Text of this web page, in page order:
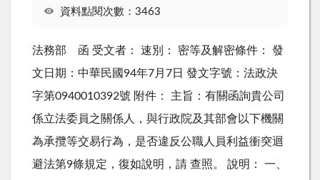
資料點閱次數：3463
法務部 函 受文者： 速別： 密等及解密條件： 發
文日期：中華民國94年7月7日 發文字號：法政決
字第0940010392號 附件： 主旨：有關函詢貴公司
係立法委員之關係人，與行政院及其部會以下機關
為承攬等交易行為，是否違反公職人員利益衝突迴
避法第9條規定，復如說明，請 查照。 說明： 一、